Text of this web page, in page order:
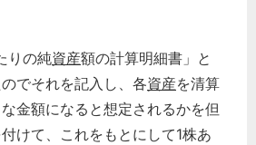
りの純資産額の計算明細書」と
でそれを記入し、各資産を清算
金額になると想定されるかを但
けて、これをもとにして1株あ